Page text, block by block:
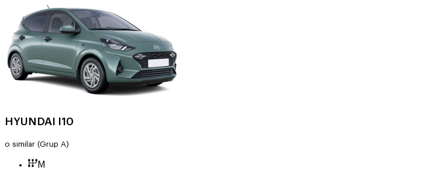
HYUNDAI I10
o similar (Grup A)
M